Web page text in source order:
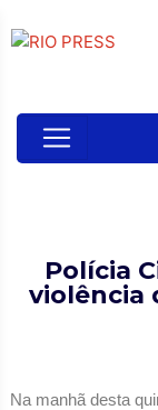
Polícia
violência
Na manhã desta